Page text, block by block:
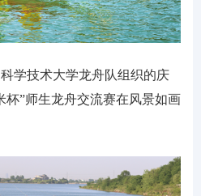
学技术大学龙舟队组织的庆
杯”师生龙舟交流赛在风景如画